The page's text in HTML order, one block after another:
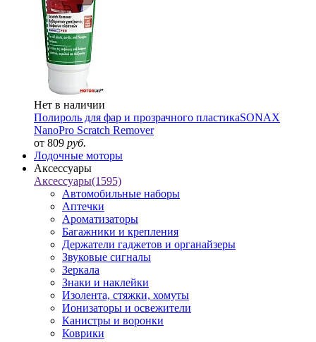
Нет в наличии
Полироль для фар и прозрачного пластикаSONAX
NanoPro Scratch Remover
от 809 руб.
Лодочные моторы
Аксессуары
Аксессуары(1595)
Автомобильные наборы
Аптечки
Ароматизаторы
Багажники и крепления
Держатели гаджетов и органайзеры
Звуковые сигналы
Зеркала
Знаки и наклейки
Изолента, стяжки, хомуты
Ионизаторы и освежители
Канистры и воронки
Коврики